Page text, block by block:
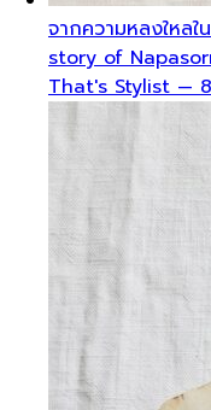
จากความหลงใหล
story of
That's Stylist —